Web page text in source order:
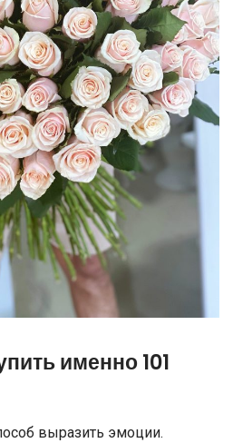
именно 101
выразить эмоции.